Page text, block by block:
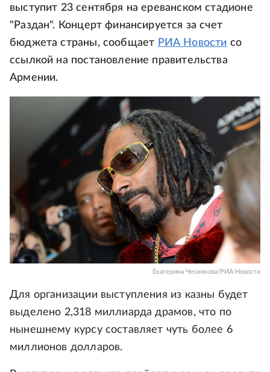
выступит 23 сентября на ереванском стадионе
"Раздан". Концерт финансируется за счет
бюджета страны, сообщает РИА Новости со
ссылкой на постановление правительства
Армении.
Екатерина Чеснокова/РИА Новости
Для организации выступления из казны будет
выделено 2,318 миллиарда драмов, что по
нынешнему курсу составляет чуть более 6
миллионов долларов.